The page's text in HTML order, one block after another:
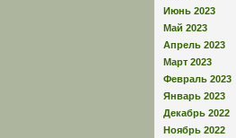
Июнь 2023
Май 2023
Апрель 2023
Март 2023
Февраль 2023
Январь 2023
Декабрь 2022
Ноябрь 2022